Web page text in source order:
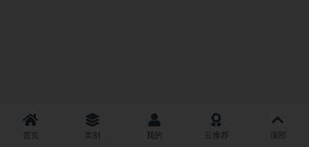
首页 类别 我的 云推荐 顶部